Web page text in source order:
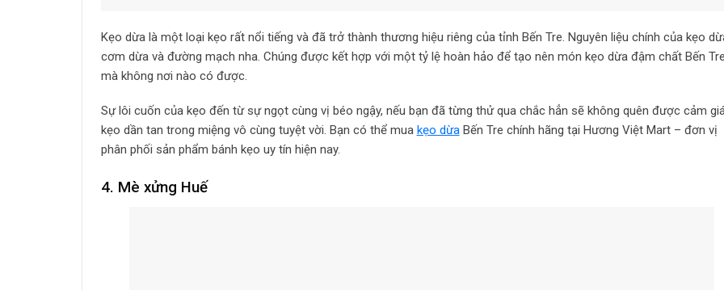
Kẹo dừa là một loại kẹo rất nổi tiếng và đã trở thành thương hiệu riêng của tỉnh Bến Tre. Nguyên liệu chính của kẹo
cơm dừa và đường mạch nha. Chúng được kết hợp với một tỷ lệ hoàn hảo để tạo nên món kẹo dừa đậm chất Bến Tre
mà không nơi nào có được.
Sự lôi cuốn của kẹo đến từ sự ngọt cùng vị béo ngậy, nếu bạn đã từng thử qua chắc hẳn sẽ không quên được cảm
kẹo dần tan trong miệng vô cùng tuyệt vời. Bạn có thể mua kẹo dừaBến Tre chính hãng tại Hương Việt Mart – đơn vị
phân phối sản phẩm bánh kẹo uy tín hiện nay.
4. Mè xửng Huế